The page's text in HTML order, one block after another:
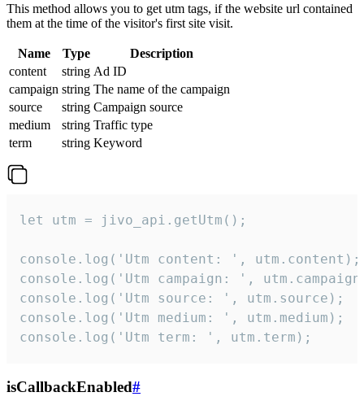
This method allows you to get utm tags, if the website url contained
them at the time of the visitor's first site visit.
Name Type
Description
content
string Ad ID
campaign string The name of the campaign
source
string Campaign source
medium
string Traffic type
term
string Keyword
let utm = jivo_api.getUtm();
console.log('Utm content: ', utm.content);
console.log('Utm campaign: ',
console.log('Utm source: ', utm.source);
console.log('Utm medium: ', utm.medium);
console.log('Utm term: ', utm.term);
isCallbackEnabled#